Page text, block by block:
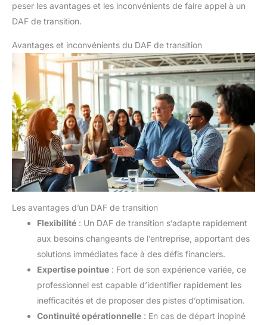
peser les avantages et les inconvénients de faire appel à un
DAF de transition.
Avantages et inconvénients du DAF de transition
Les avantages d’un DAF de transition
Flexibilité : Un DAF de transition s’adapte rapidement
aux besoins changeants de l’entreprise, apportant des
solutions immédiates face à des défis financiers.
Expertise pointue : Fort de son expérience variée, ce
professionnel est capable d’identifier rapidement les
inefficacités et de proposer des pistes d’optimisation.
Continuité opérationnelle : En cas de départ inopiné